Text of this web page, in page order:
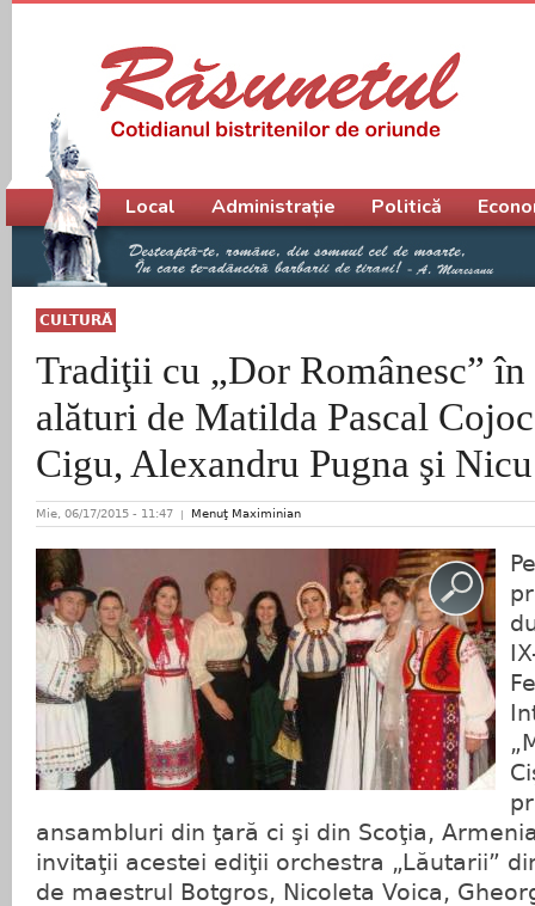
CULTURĂ
Tradiţii cu „Dor Românesc”
alături de Matilda Pascal
Cigu, Alexandru Pugna şi
Mie, 06/17/2015 - 11:47 Menuţ Maximinian
ansambluri din ţară ci şi din Scoţia,
invitaţii acestei ediţii orchestra „Lăutarii”
de maestrul Botgros, Nicoleta Voica,
Meniu principal
Local Administrație Politică